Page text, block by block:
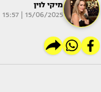
מיקי לוין
15/06/2025 | 15:57